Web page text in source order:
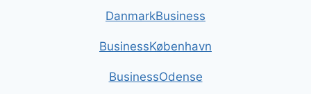
DanmarkBusiness
BusinessKøbenhavn
BusinessOdense